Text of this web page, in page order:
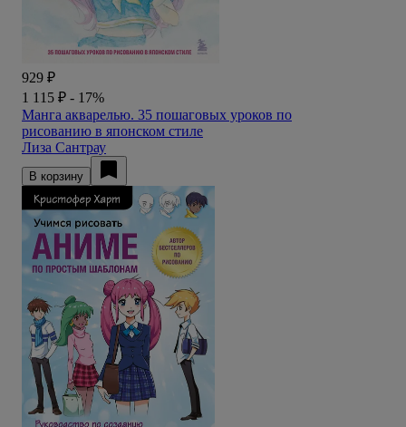
929 ₽
1 115 ₽ - 17%
Манга акварелью. 35 пошаговых уроков по
рисованию в японском стиле
Лиза Сантрау
В корзину